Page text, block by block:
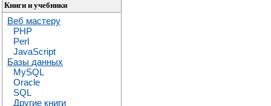
Книги и учебники
Веб мастеру
PHP
Perl
JavaScript
Базы данных
MySQL
Oracle
SQL
Другие книги